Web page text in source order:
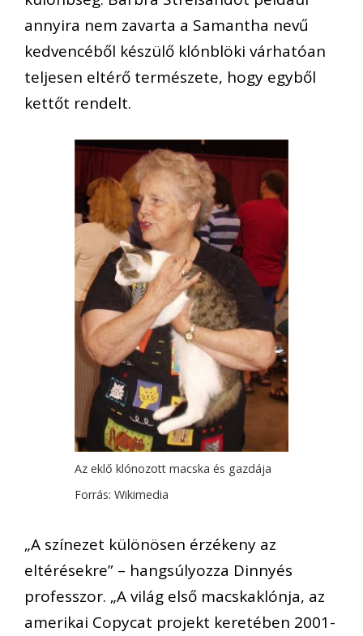
annyira nem zavarta a Samantha nevű
kedvencéből készülő klónblöki várhatóan
teljesen eltérő természete, hogy egyből
kettőt rendelt.
Az eklő klónozott macska és gazdája
Forrás: Wikimedia
„A színezet különösen érzékeny az
eltérésekre” – hangsúlyozza Dinnyés
professzor. „A világ első macskaklónja, az
amerikai Copycat projekt keretében 2001-